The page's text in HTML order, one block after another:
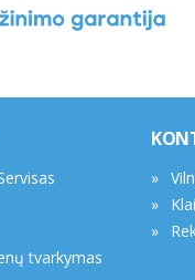
tvarkymas